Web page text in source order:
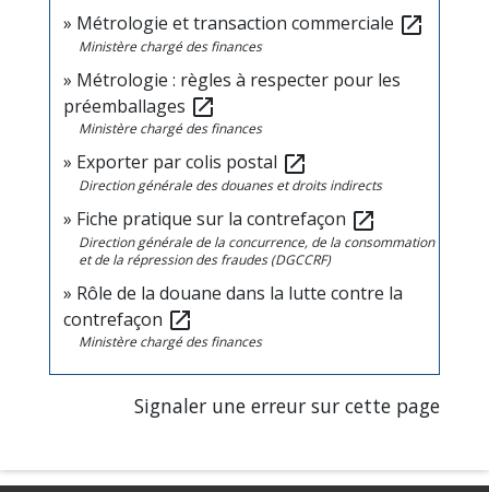
Métrologie et transaction commerciale open_in_new
Ministère chargé des finances
Métrologie : règles à respecter pour les
préemballages open_in_new
Ministère chargé des finances
Exporter par colis postal open_in_new
Direction générale des douanes et droits indirects
Fiche pratique sur la contrefaçon open_in_new
Direction générale de la concurrence, de la consommation
et de la répression des fraudes (DGCCRF)
Rôle de la douane dans la lutte contre la
contrefaçon open_in_new
Ministère chargé des finances
Signaler une erreur sur cette page